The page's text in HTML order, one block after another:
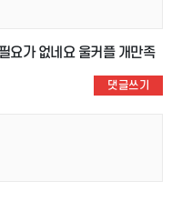
요가 없네요 울커플 개만족
댓글쓰기